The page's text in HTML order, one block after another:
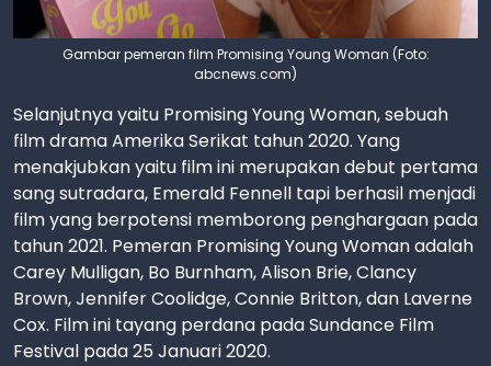
Gambar pemeran film Promising Young Woman (Foto:
abcnews.com)
Selanjutnya yaitu Promising Young Woman, sebuah
film drama Amerika Serikat tahun 2020. Yang
menakjubkan yaitu film ini merupakan debut pertama
sang sutradara, Emerald Fennell tapi berhasil menjadi
film yang berpotensi memborong penghargaan pada
tahun 2021. Pemeran Promising Young Woman adalah
Carey Mulligan, Bo Burnham, Alison Brie, Clancy
Brown, Jennifer Coolidge, Connie Britton, dan Laverne
Cox. Film ini tayang perdana pada Sundance Film
Festival pada 25 Januari 2020.